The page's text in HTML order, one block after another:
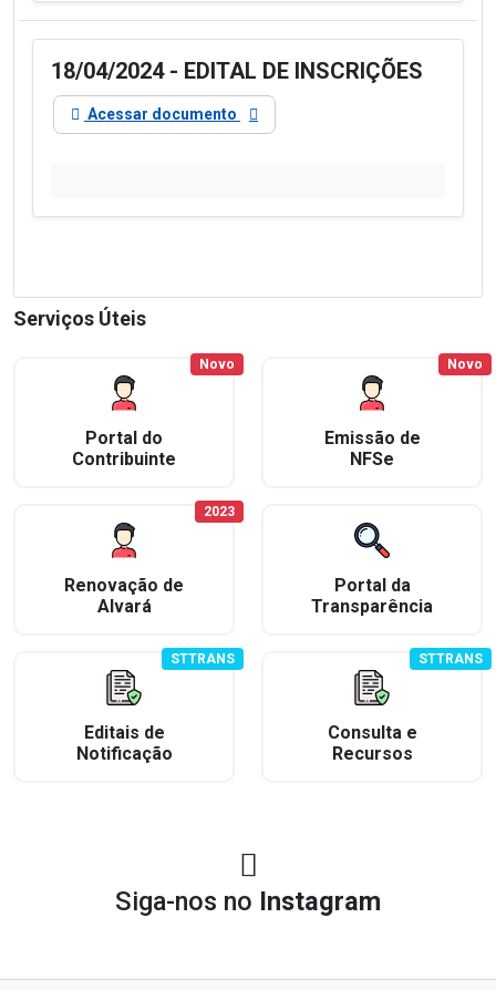
18/04/2024 - EDITAL DE INSCRIÇÕES
Acessar documento
Serviços Úteis
Portal do
Contribuinte
Novo
Emissão de
NFSe
Novo
Renovação de
Alvará
2023
Portal da
Transparência
Editais de
Notificação
STTRANS
Consulta e
Recursos
STTRANS
Siga-nos no Instagram